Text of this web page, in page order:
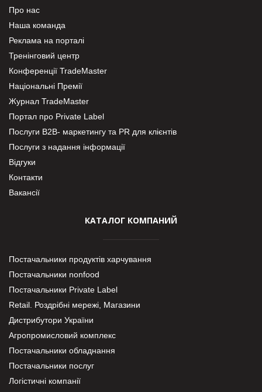
Про нас
Наша команда
Реклама на порталі
Тренінговий центр
Конференції TradeMaster
Національні Премії
Журнал TradeMaster
Портал про Private Label
Послуги В2В- маркетингу та PR для клієнтів
Послуги з надання інформації
Відгуки
Контакти
Вакансії
КАТАЛОГ КОМПАНИЙ
Постачальники продуктів харчування
Постачальники nonfood
Постачальники Private Label
Retail. Роздрібні мережі, Магазини
Дистрибутори України
Агропромисловий комплекс
Постачальники обладнання
Постачальники послуг
Логістичні компанії